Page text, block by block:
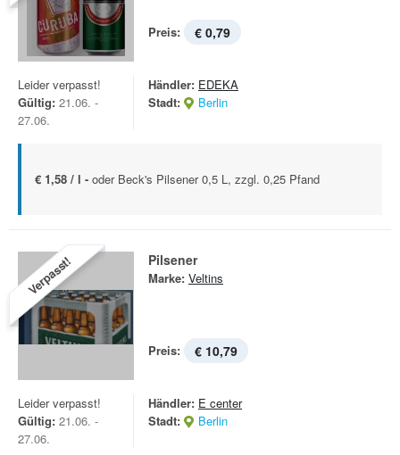
Preis: € 0,79
Leider verpasst!
Gültig: 21.06. -
27.06.
Händler: EDEKA
Stadt:
Berlin
€ 1,58 / l - oder Beck's Pilsener 0,5 L, zzgl. 0,25 Pfand
Verpasst! Pilsener
Marke: Veltins
Preis: € 10,79
Leider verpasst!
Gültig: 21.06. -
27.06.
Händler: E center
Stadt:
Berlin